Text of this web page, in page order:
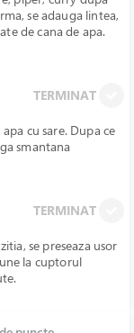
se adauga lintea,
de cana de apa.
TERMINAT
cu sare. Dupa ce
smantana
TERMINAT
se preseaza usor
la cuptorul